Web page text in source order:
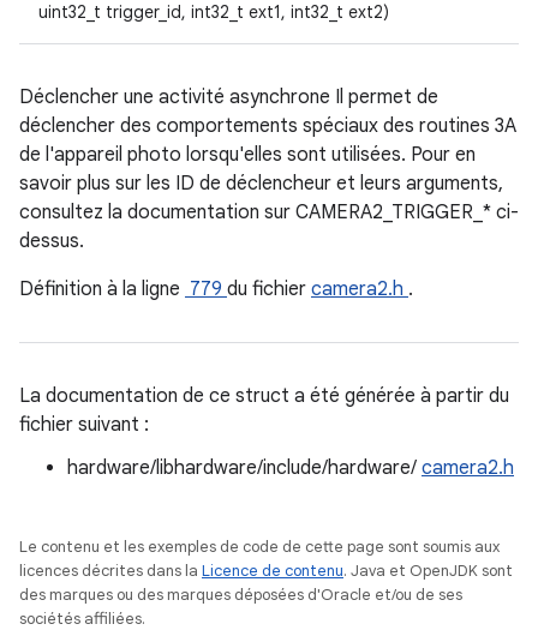
uint32_t trigger_id, int32_t ext1, int32_t ext2)
Déclencher une activité asynchrone Il permet de
déclencher des comportements spéciaux des routines 3A
de l'appareil photo lorsqu'elles sont utilisées. Pour en
savoir plus sur les ID de déclencheur et leurs arguments,
consultez la documentation sur CAMERA2_TRIGGER_* ci-
dessus.
Définition à la ligne 779 du fichier camera2.h .
La documentation de ce struct a été générée à partir du
fichier suivant :
hardware/libhardware/include/hardware/ camera2.h
Le contenu et les exemples de code de cette page sont soumis aux
licences décrites dans la Licence de contenu. Java et OpenJDK sont
des marques ou des marques déposées d'Oracle et/ou de ses
sociétés affiliées.